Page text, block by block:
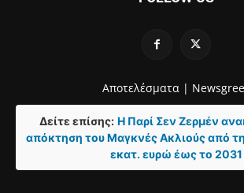
Αποτελέσματα |
Δείτε επίσης: Η Παρί Σεν Ζερμέν
απόκτηση του Μαγκνές Ακλιούς από
εκατ. ευρώ έως το 2031